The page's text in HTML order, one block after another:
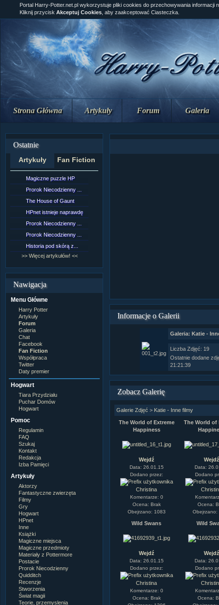
Strona Główna Artykuły Forum Galeria
Ostatnie
Artykuły Fan Fiction
Magiczne puzzle HP
Prorok Niecodzienny ...
The House of Gaunt
HPnet istnieje naprawdę
Prorok Niecodzienny ...
Prorok Niecodzienny ...
Historia pod skórą z...
>> Więcej artykułów! <<
Nawigacja
Menu Główne
Harry Potter
Artykuły
Forum
Galeria
Chat
Facebook
Fan Fiction
Współpraca
Twitter
Daty premier
Hogwart
Tiara Przydziału
Puchar Domów
Hogwart
Pomoc
Regulamin
FAQ
Szukaj
Kontakt
Redakcja
Izba Pamięci
Artykuły
Aktorzy
Fantastyczne zwierzęta
Filmy
Gry
Hogwart
HPnet
Inne
Książki
Magiczne miejsca
Magiczne przedmioty
Materiały z Pottermore
Postacie
Prorok Niecodzienny
Quidditch
Recenzje
Stworzenia
Świat magii
Teorie, przemyslenia
Portal Harry-Potter.net.pl wykorzystuje pliki cookies do przechowywania informacji
Kliknij przycisk Akceptuj Cookies , aby zaakceptować Ciasteczka.
Informacje o Galerii
Galeria: Katie -
Liczba Zdjęć: 19
Ostatnie dodane
21:21:39
Zobacz Galerię
Galerie Zdjęć > Katie - Inne filmy
The World of Extreme
Happiness
Wejdź
Data: 26.01.15
Dodano przez:
Christina
Komentarze: 0
Ocena: Brak
Obejrzano: 1083
The World of
Wejdź
Data:
Dodano
Ocena:
Obejrzano:
Wild Swans
Wejdź
Data: 26.01.15
Dodano przez:
Christina
Komentarze: 0
Ocena: Brak
Wild
Wejdź
Data:
Dodano
Ocena: